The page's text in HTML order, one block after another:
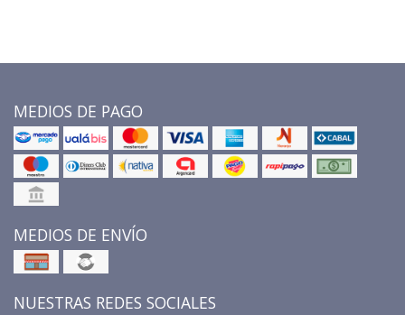
MEDIOS DE PAGO
MEDIOS DE ENVÍO
NUESTRAS REDES SOCIALES